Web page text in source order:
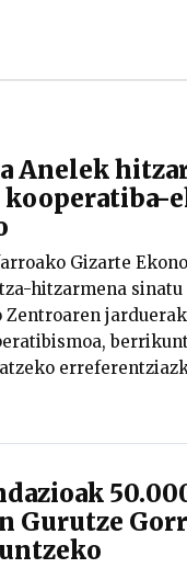
Anelek
kooperatiba-
Gizarte
hitzarmena sinatu
jarduerak
Gurutze